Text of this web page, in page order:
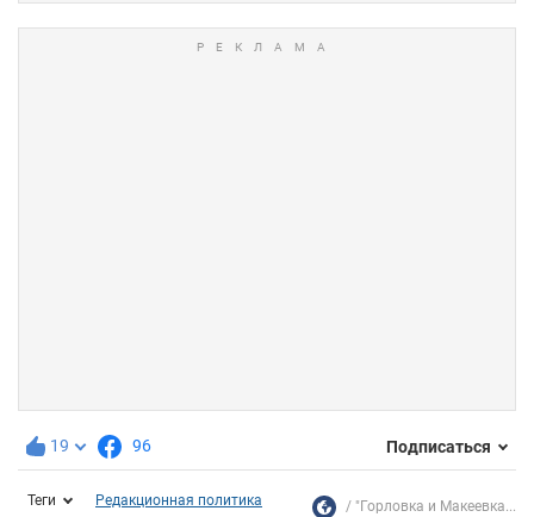
19 96 Подписаться
Теги Редакционная политика "Горловка и Макеевка...